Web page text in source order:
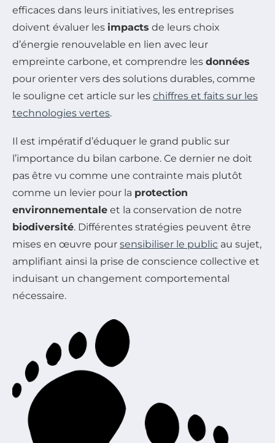
efficaces dans leurs initiatives, les entreprises
doivent évaluer les impacts de leurs choix
d’énergie renouvelable en lien avec leur
empreinte carbone, et comprendre les données
pour orienter vers des solutions durables, comme
le souligne cet article sur les chiffres et faits sur les
technologies vertes.
Il est impératif d’éduquer le grand public sur
l’importance du bilan carbone. Ce dernier ne doit
pas être vu comme une contrainte mais plutôt
comme un levier pour la protection
environnementale et la conservation de notre
biodiversité. Différentes stratégies peuvent être
mises en œuvre pour sensibiliser le public au sujet,
amplifiant ainsi la prise de conscience collective et
induisant un changement comportemental
nécessaire.